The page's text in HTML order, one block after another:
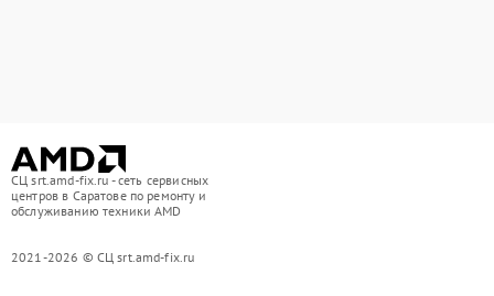
СЦ srt.amd-fix.ru - сеть сервисных
центров в Саратове по ремонту и
обслуживанию техники AMD
2021-2026 © СЦ srt.amd-fix.ru